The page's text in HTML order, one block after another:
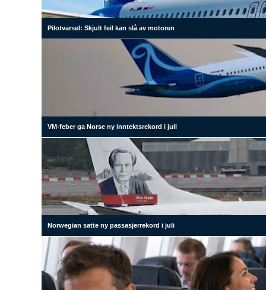
Pilotvarsel: Skjult feil kan slå av motoren
VM-feber ga Norse ny inntektsrekord i juli
Norwegian satte ny passasjerrekord i juli